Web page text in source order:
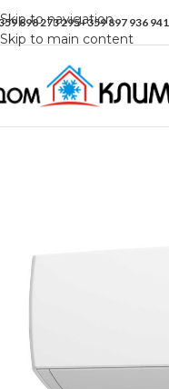
Skip to navigation
Skip to main content
898 273 295+359 897 936 941